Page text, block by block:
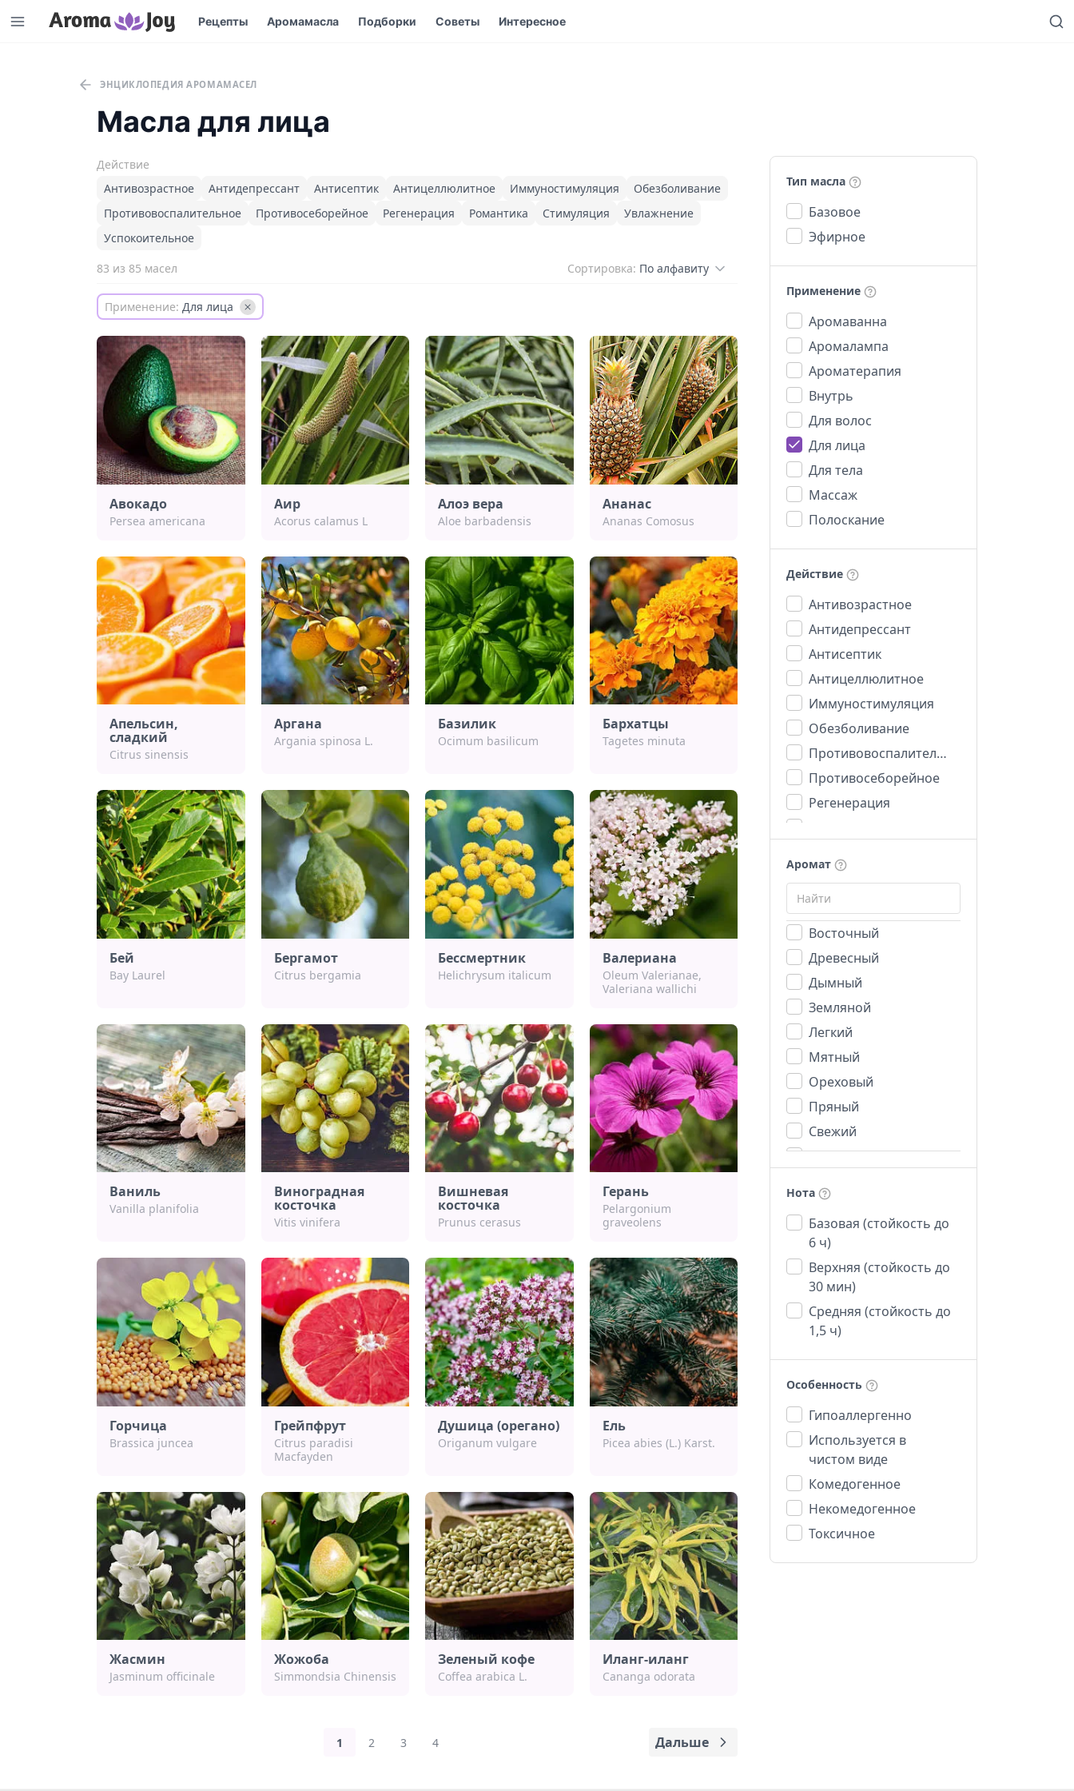
Рецепты Аромамасла Подборки Советы Интересное
ЭНЦИКЛОПЕДИЯ АРОМАМАСЕЛ
Масла для лица
Действие
Антивозрастное
Антидепрессант Антисептик Антицеллюлитное Иммуностимуляция
Обезболивание
Противовоспалительное
Противосеборейное Регенерация Романтика Стимуляция
Увлажнение
Успокоительное
83 из 85 масел
Сортировка: По алфавиту
Применение: Для лица
Авокадо
Persea americana
Аир
Acorus calamus L
Алоэ вера
Aloe barbadensis
Ананас
Ananas Comosus
Апельсин,
сладкий
Citrus sinensis
Аргана
Argania spinosa L.
Базилик
Ocimum basilicum
Бархатцы
Tagetes minuta
Бей
Bay Laurel
Бергамот
Citrus bergamia
Бессмертник
Helichrysum italicum
Валериана
Oleum Valerianae,
Valeriana wallichi
Ваниль
Vanilla planifolia
Виноградная
косточка
Vitis vinifera
Вишневая
косточка
Prunus cerasus
Герань
Pelargonium
graveolens
Горчица
Brassica juncea
Грейпфрут
Citrus paradisi
Macfayden
Душица (орегано)
Origanum vulgare
Ель
Picea abies (L.) Karst.
Жасмин
Jasminum officinale
Жожоба
Simmondsia Chinensis
Зеленый кофе
Coffea arabica L.
Иланг-иланг
Cananga odorata
1 2 3 4 Дальше
Тип масла
Базовое
Эфирное
Применение
Аромаванна
Аромалампа
Ароматерапия
Внутрь
Для волос
Для лица
Для тела
Массаж
Полоскание
Действие
Антивозрастное
Антидепрессант
Антисептик
Антицеллюлитное
Иммуностимуляция
Обезболивание
Противовоспалительное
Противосеборейное
Регенерация
Увлажнение
Успокоительное
Аромат
Восточный
Древесный
Дымный
Земляной
Легкий
Мятный
Ореховый
Пряный
Свежий
Сильный
Теплый
Терпкий
Травяной
Фруктовый
Хвойный
Цветочный
Нота
Базовая (стойкость до
6 ч)
Верхняя (стойкость до
30 мин)
Средняя (стойкость до
1,5 ч)
Особенность
Гипоаллергенно
Используется в
чистом виде
Комедогенное
Некомедогенное
Токсичное